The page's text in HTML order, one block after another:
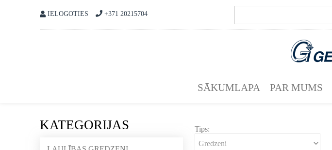
IELOGOTIES +371 20215704
SĀKUMLAPA PAR MUMS
KATEGORIJAS Tips: